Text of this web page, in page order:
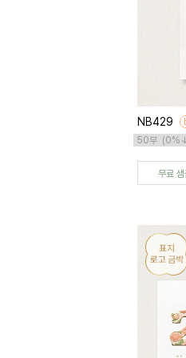
NB429
무료 샘